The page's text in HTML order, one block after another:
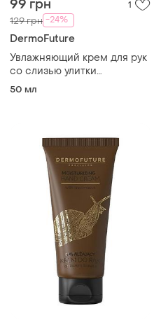
99 грн 1
129 грн -24%
DermoFuture
Увлажняющий крем для рук
со слизью улитки
dermofuture, левеста livesta
50 мл